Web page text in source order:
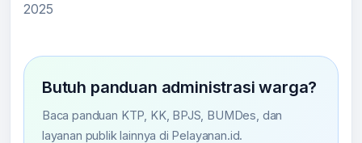
2025
Butuh panduan administrasi warga?
Baca panduan KTP, KK, BPJS, BUMDes, dan
layanan publik lainnya di Pelayanan.id.